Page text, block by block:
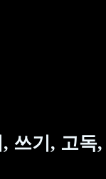
쓰기, 고독